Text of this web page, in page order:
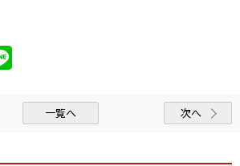
一覧へ 次へ